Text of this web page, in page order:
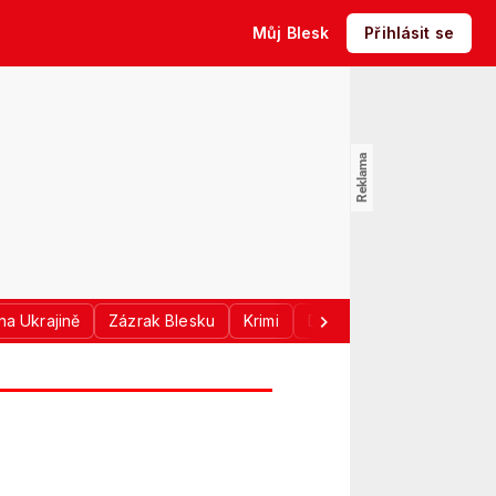
Můj Blesk Přihlásit se
Ukrajině Zázrak Blesku Krimi Donald Trump